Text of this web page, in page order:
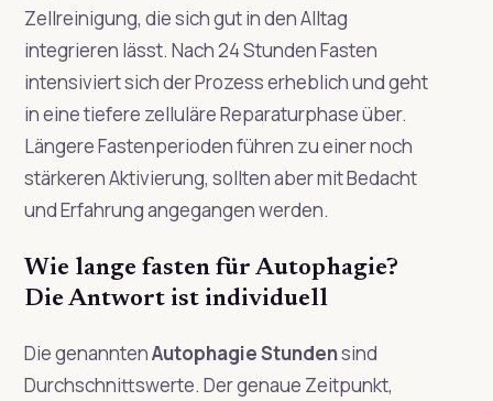
Zellreinigung, die sich gut in den Alltag
integrieren lässt. Nach 24 Stunden Fasten
intensiviert sich der Prozess erheblich und geht
in eine tiefere zelluläre Reparaturphase über.
Längere Fastenperioden führen zu einer noch
stärkeren Aktivierung, sollten aber mit Bedacht
und Erfahrung angegangen werden.
Wie lange fasten für Autophagie?
Die Antwort ist individuell
Die genanntenAutophagie Stundensind
Durchschnittswerte. Der genaue Zeitpunkt,